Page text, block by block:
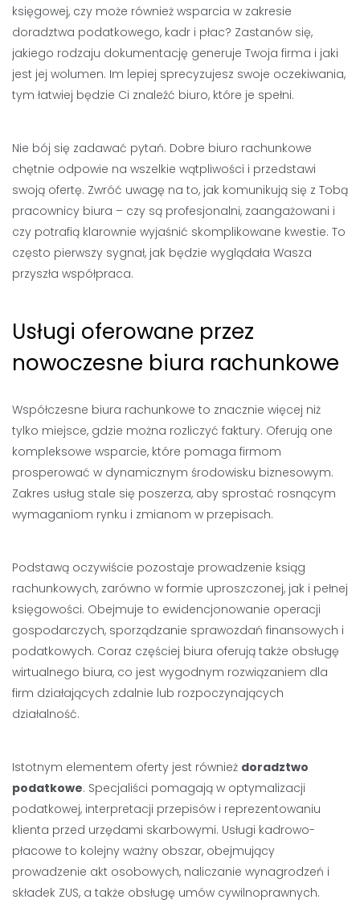
księgowej, czy może również wsparcia w zakresie
doradztwa podatkowego, kadr i płac? Zastanów się,
jakiego rodzaju dokumentację generuje Twoja firma i jaki
jest jej wolumen. Im lepiej sprecyzujesz swoje oczekiwania,
tym łatwiej będzie Ci znaleźć biuro, które je spełni.
Nie bój się zadawać pytań. Dobre biuro rachunkowe
chętnie odpowie na wszelkie wątpliwości i przedstawi
swoją ofertę. Zwróć uwagę na to, jak komunikują się z Tobą
pracownicy biura – czy są profesjonalni, zaangażowani i
czy potrafią klarownie wyjaśnić skomplikowane kwestie. To
często pierwszy sygnał, jak będzie wyglądała Wasza
przyszła współpraca.
Usługi oferowane przez
nowoczesne biura rachunkowe
Współczesne biura rachunkowe to znacznie więcej niż
tylko miejsce, gdzie można rozliczyć faktury. Oferują one
kompleksowe wsparcie, które pomaga firmom
prosperować w dynamicznym środowisku biznesowym.
Zakres usług stale się poszerza, aby sprostać rosnącym
wymaganiom rynku i zmianom w przepisach.
Podstawą oczywiście pozostaje prowadzenie ksiąg
rachunkowych, zarówno w formie uproszczonej, jak i pełnej
księgowości. Obejmuje to ewidencjonowanie operacji
gospodarczych, sporządzanie sprawozdań finansowych i
podatkowych. Coraz częściej biura oferują także obsługę
wirtualnego biura, co jest wygodnym rozwiązaniem dla
firm działających zdalnie lub rozpoczynających
działalność.
Istotnym elementem oferty jest również doradztwo
podatkowe. Specjaliści pomagają w optymalizacji
podatkowej, interpretacji przepisów i reprezentowaniu
klienta przed urzędami skarbowymi. Usługi kadrowo-
płacowe to kolejny ważny obszar, obejmujący
prowadzenie akt osobowych, naliczanie wynagrodzeń i
składek ZUS, a także obsługę umów cywilnoprawnych.